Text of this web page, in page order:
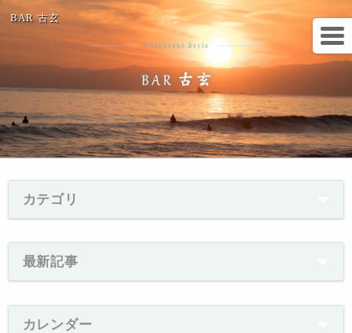
BAR 古玄
カテゴリ
最新記事
カレンダー